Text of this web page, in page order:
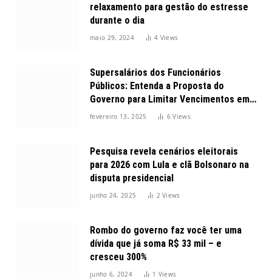
relaxamento para gestão do estresse
durante o dia
maio 29, 2024 4 Views
Supersalários dos Funcionários
Públicos: Entenda a Proposta do
Governo para Limitar Vencimentos em
2025
fevereiro 13, 2025 6Views
Pesquisa revela cenários eleitorais
para 2026 com Lula e clã Bolsonaro na
disputa presidencial
junho 24, 2025 2Views
Rombo do governo faz você ter uma
dívida que já soma R$ 33 mil – e
cresceu 300%
junho 6, 2024 1 Views